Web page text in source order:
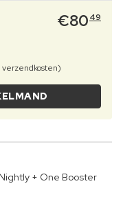
€80 49
+ One Booster